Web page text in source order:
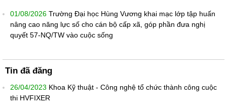
01/08/2026 Trường Đại học Hùng Vương khai mạc lớp tập huấn
nâng cao năng lực số cho cán bộ cấp xã, góp phần đưa nghị
quyết 57-NQ/TW vào cuộc sống
Tin đã đăng
26/04/2023 Khoa Kỹ thuật - Công nghệ tổ chức thành công cuộc
thi HVFIXER